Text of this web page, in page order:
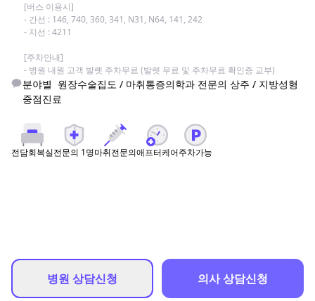
[버스 이용시]
- 간선 : 146, 740, 360, 341, N31, N64, 141, 242
- 지선 : 4211
[주차안내]
- 병원 내원 고객 발렛 주차무료 (발렛 무료 및 주차무료 확인증 교부)
분야별  원장수술집도 / 마취통증의학과 전문의 상주 / 지방성형
중점진료
전담회복실전문의 1명마취전문의애프터케어주차가능
병원 상담신청 의사 상담신청